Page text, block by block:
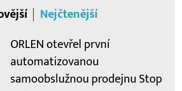
Nejčtenější
ORLEN otevřel první
automatizovanou
samoobslužnou prodejnu Stop